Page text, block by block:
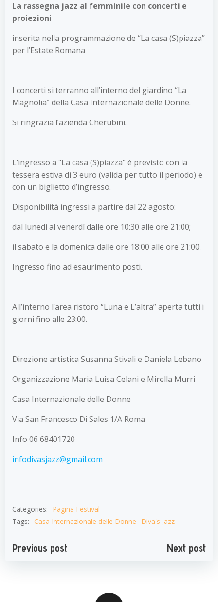
La rassegna jazz al femminile con concerti e
proiezioni
inserita nella programmazione de “La casa (S)piazza”
per l’Estate Romana
I concerti si terranno all’interno del giardino “La
Magnolia” della Casa Internazionale delle Donne.
Si ringrazia l’azienda Cherubini.
L’ingresso a “La casa (S)piazza” è previsto con la
tessera estiva di 3 euro (valida per tutto il periodo) e
con un biglietto d’ingresso.
Disponibilità ingressi a partire dal 22 agosto:
dal lunedì al venerdì dalle ore 10:30 alle ore 21:00;
il sabato e la domenica dalle ore 18:00 alle ore 21:00.
Ingresso fino ad esaurimento posti.
All’interno l’area ristoro “Luna e L’altra” aperta tutti i
giorni fino alle 23:00.
Direzione artistica Susanna Stivali e Daniela Lebano
Organizzazione Maria Luisa Celani e Mirella Murri
Casa Internazionale delle Donne
Via San Francesco Di Sales 1/A Roma
Info 06 68401720
infodivasjazz@gmail.com
Categories:
Pagina Festival
Tags: Casa Internazionale delle Donne Diva's Jazz
Navigazione
Previous post
Navigazione
Next post